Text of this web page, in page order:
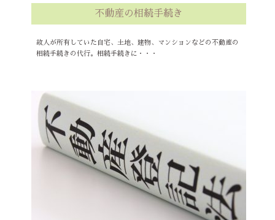
不動産の相続手続き
故人が所有していた自宅、土地、建物、マンションなどの不動産の
相続手続きの代行。相続手続きに・・・